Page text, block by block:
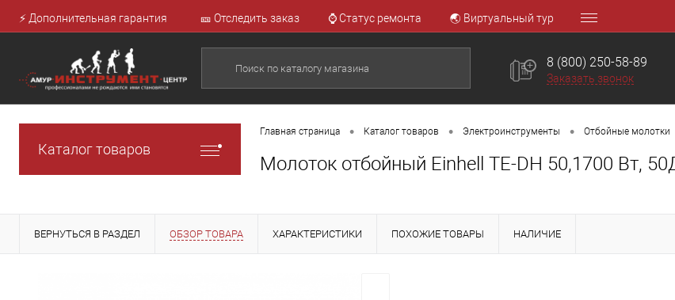
⚡ Дополнительная гарантия 🎫 Отследить заказ ⌚ Статус ремонта 🌏 Виртуальный тур
8 (800) 250-58-89
Заказать звонок
Каталог товаров
Главная страница • Каталог товаров • Электроинструменты • Отбойные молотки
Молоток отбойный Einhell TE-DH 50,1700 Вт,
ВЕРНУТЬСЯ В РАЗДЕЛ ОБЗОР ТОВАРА ХАРАКТЕРИСТИКИ ПОХОЖИЕ ТОВАРЫ НАЛИЧИЕ